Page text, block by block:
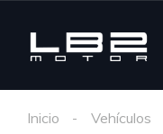
Inicio Vehículos